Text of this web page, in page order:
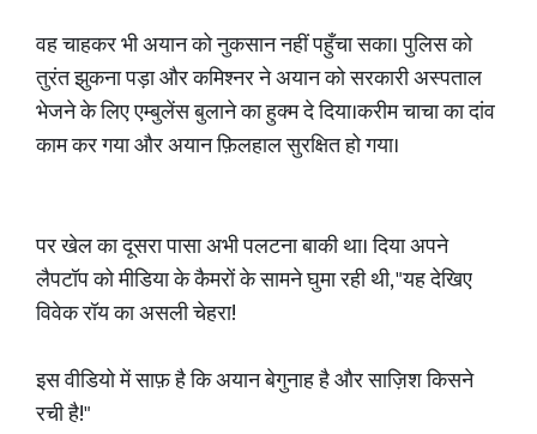
वह चाहकर भी अयान को नुकसान नहीं पहुँचा सका। पुलिस को
तुरंत झुकना पड़ा और कमिश्नर ने अयान को सरकारी अस्पताल
भेजने के लिए एम्बुलेंस बुलाने का हुक्म दे दिया।करीम चाचा का दांव
काम कर गया और अयान फ़िलहाल सुरक्षित हो गया।
पर खेल का दूसरा पासा अभी पलटना बाकी था। दिया अपने
लैपटॉप को मीडिया के कैमरों के सामने घुमा रही थी, "यह देखिए
विवेक रॉय का असली चेहरा!
इस वीडियो में साफ़ है कि अयान बेगुनाह है और साज़िश किसने
रची है!"